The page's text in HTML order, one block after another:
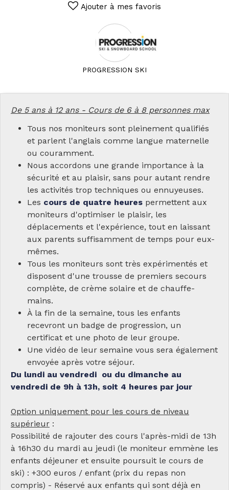
Ajouter à mes favoris
PROGRESSION SKI
De 5 ans à 12 ans - Cours de 6 à 8 personnes max
Tous nos moniteurs sont pleinement qualifiés
et parlent l'anglais comme langue maternelle
ou couramment.
Nous accordons une grande importance à la
sécurité et au plaisir, sans pour autant rendre
les activités trop techniques ou ennuyeuses.
Les cours de quatre heures permettent aux
moniteurs d'optimiser le plaisir, les
déplacements et l'expérience, tout en laissant
aux parents suffisamment de temps pour eux-
mêmes.
Tous les moniteurs sont très expérimentés et
disposent d'une trousse de premiers secours
complète, de crème solaire et de chauffe-
mains.
À la fin de la semaine, tous les enfants
recevront un badge de progression, un
certificat et une photo de leur groupe.
Une vidéo de leur semaine vous sera également
envoyée après votre séjour.
Du lundi au vendredi ou du dimanche au
vendredi de 9h à 13h, soit 4 heures par jour
Option uniquement pour les cours de niveau
supérieur :
Possibilité de rajouter des cours l'après-midi de 13h
à 16h30 du mardi au jeudi (le moniteur emmène les
enfants déjeuner et ensuite poursuit le cours de
ski) : +300 euros / enfant (prix du repas non
compris) - Réservé aux enfants qui sont déjà en